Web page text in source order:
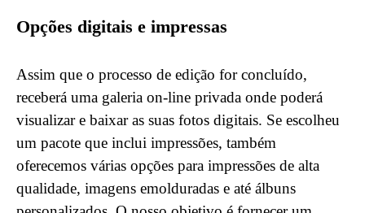
Opções digitais e impressas
Assim que o processo de edição for concluído,
receberá uma galeria on-line privada onde poderá
visualizar e baixar as suas fotos digitais. Se escolheu
um pacote que inclui impressões, também
oferecemos várias opções para impressões de alta
qualidade, imagens emolduradas e até álbuns